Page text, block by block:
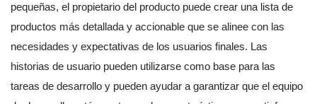
pequeñas, el propietario del producto puede crear una lista de
productos más detallada y accionable que se alinee con las
necesidades y expectativas de los usuarios finales. Las
historias de usuario pueden utilizarse como base para las
tareas de desarrollo y pueden ayudar a garantizar que el equipo